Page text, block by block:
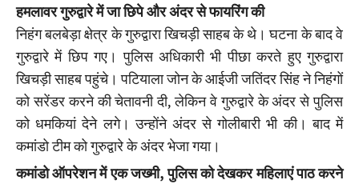
हमलावर गुरुद्वारे में जा छिपे और अंदर से फायरिंग की
निहंग बलबेड़ा क्षेत्र के गुरुद्वारा खिचड़ी साहब के थे। घटना के बाद वे
गुरुद्वारे में छिप गए। पुलिस अधिकारी भी पीछा करते हुए गुरुद्वारा
खिचड़ी साहब पहुंचे। पटियाला जोन के आईजी जतिंदर सिंह ने निहंगों
को सरेंडर करने की चेतावनी दी, लेकिन वे गुरुद्वारे के अंदर से पुलिस
को धमकियां देने लगे। उन्होंने अंदर से गोलीबारी भी की। बाद में
कमांडो टीम को गुरुद्वारे के अंदर भेजा गया।
कमांडो ऑपरेशन में एक जख्मी, पुलिस को देखकर महिलाएं पाठ करने